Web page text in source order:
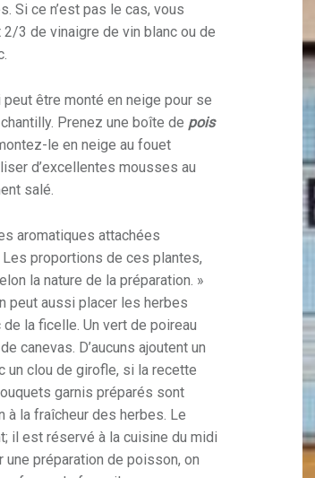
Si ce n’est pas le cas, vous
3 de vinaigre de vin blanc ou de
être monté en neige pour se
Prenez une boîte de pois
le en neige au fouet
d’excellentes mousses au
salé.
aromatiques attachées
proportions de ces plantes,
la nature de la préparation. »
peut aussi placer les herbes
la ficelle. Un vert de poireau
canevas. D’aucuns ajoutent un
un clou de girofle, si la recette
garnis préparés sont
à la fraîcheur des herbes. Le
il est réservé à la cuisine du midi
une préparation de poisson, on